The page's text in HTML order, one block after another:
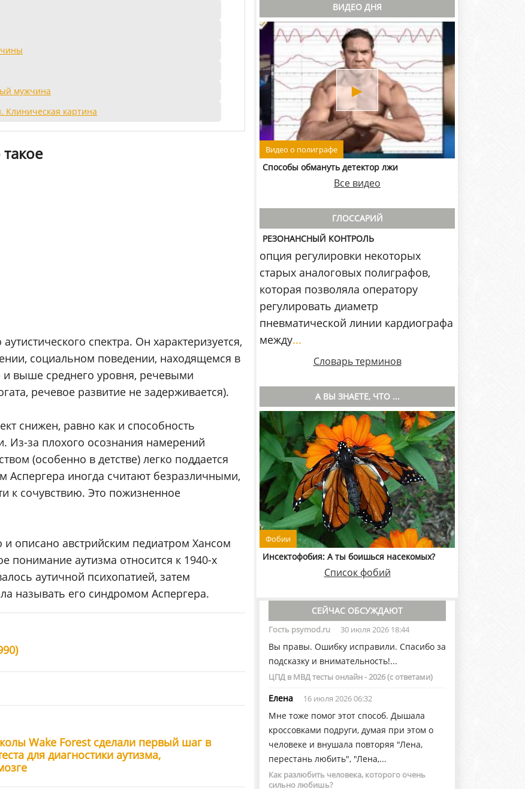
мужчина
картина
спектра. Он характеризуется,
социальном поведении, находящемся в
и выше среднего уровня, речевыми
речевое развитие не задерживается).
снижен, равно как и способность
Из-за плохого осознания намерений
(особенно в детстве) легко поддается
иногда считают безразличными,
к сочувствию. Это пожизненное
описано австрийским педиатром Хансом
понимание аутизма относится к 1940-х
аутичной психопатией, затем
называть его синдромом Аспергера.
Wake Forest сделали первый шаг в
для диагностики аутизма,
ВИДЕО ДНЯ
►
Видео о полиграфе
Способы обмануть детектор лжи
Все видео
ГЛОССАРИЙ
РЕЗОНАНСНЫЙ КОНТРОЛЬ
опция регулировки некоторых
старых аналоговых полиграфов,
которая позволяла оператору
регулировать диаметр
пневматической линии кардиографа
между...
Словарь терминов
А ВЫ ЗНАЕТЕ, ЧТО ...
Фобии
Инсектофобия: А ты боишься насекомых?
Список фобий
СЕЙЧАС ОБСУЖДАЮТ
Гость psymod.ru 30 июля 2026 18:44
Вы правы. Ошибку исправили. Спасибо за
подсказку и внимательность!...
ЦПД в МВД тесты онлайн - 2026 (с ответами)
Елена 16 июля 2026 06:32
Мне тоже помог этот способ. Дышала
кроссовками подруги, думая при этом о
человеке и внушала повторяя "Лена,
перестань любить", "Лена,...
Как разлюбить человека, которого очень
сильно любишь?